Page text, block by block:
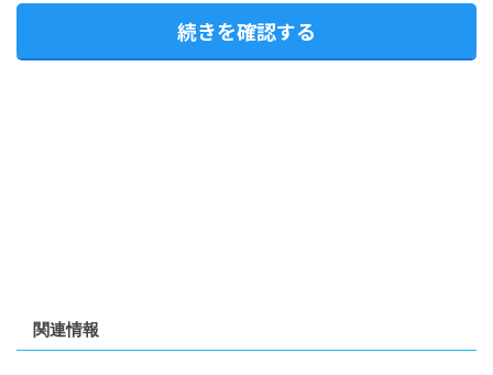
続きを確認する
関連情報